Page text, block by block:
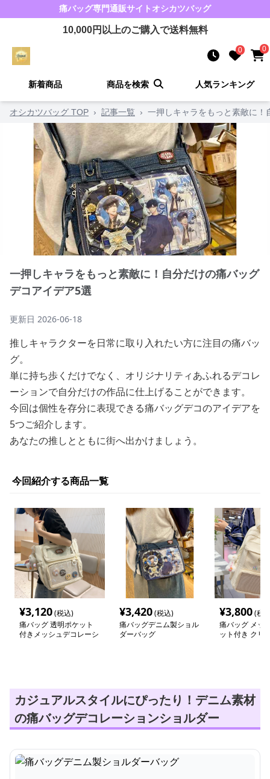
痛バッグ専門通販サイト オシカツバッグ
10,000円以上のご購入で送料無料
0 0
新着商品 商品を検索 人気ランキング
オシカツバッグ TOP › 記事一覧 › 一押しキャラをもっと素敵に
一押しキャラをもっと素敵に！自分だけの痛バッグ
デコアイデア5選
更新日 2026-06-18
推しキャラクターを日常に取り入れたい方に注目の痛バッ
グ。
単に持ち歩くだけでなく、オリジナリティあふれるデコレ
ーションで自分だけの作品に仕上げることができます。
今回は個性を存分に表現できる痛バッグデコのアイデアを
5つご紹介します。
あなたの推しとともに街へ出かけましょう。
今回紹介する商品一覧
¥3,120(税込)
痛バッグ 透明ポケット
付きメッシュデコレーシ
¥3,420(税込)
痛バッグデニム製ショル
ダーバッグ
¥3,800(税
痛バッグ メッ
ット付き クリ
カジュアルスタイルにぴったり！デニム素材
の痛バッグデコレーションショルダー